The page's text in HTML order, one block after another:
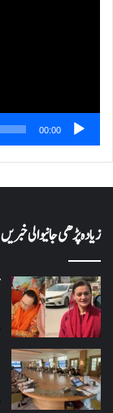
00:00
زیادہ پڑھی جانیوالی خبریں